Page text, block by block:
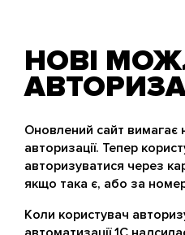
НОВІ
Оновлений сайт
авторизації. Тепер
авторизуватися через
якщо така є, або за
Коли користувач